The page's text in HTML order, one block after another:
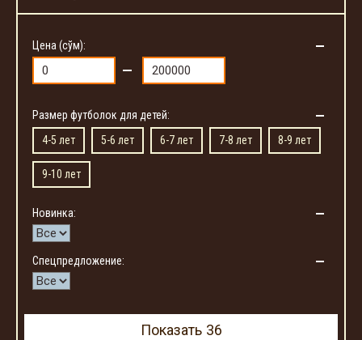
Цена (сўм):
Размер футболок для детей:
4-5 лет
5-6 лет 6-7 лет 7-8 лет 8-9 лет
9-10 лет
Новинка:
Спецпредложение:
Показать 36